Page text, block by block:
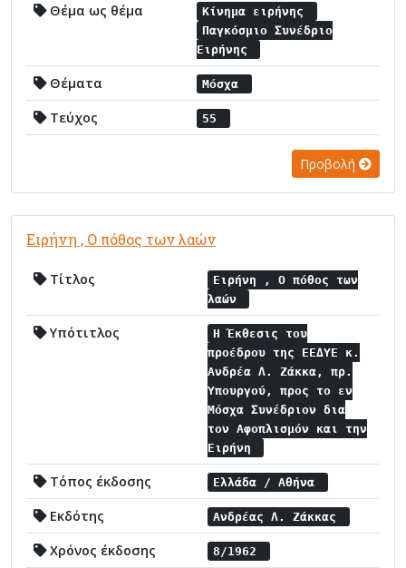
Θέμα ως θέμα
Κίνημα ειρήνης
Παγκόσμιο Συνέδριο
Ειρήνης
Θέματα Μόσχα
Τεύχος 55
Προβολή
Ειρήνη , Ο πόθος των λαών
Τίτλος
Ειρήνη , Ο πόθος των
λαών
Υπότιτλος
Η Έκθεσις του
προέδρου της ΕΕΔΥΕ κ.
Ανδρέα Λ. Ζάκκα, πρ.
Υπουργού, προς το εν
Μόσχα Συνέδριον δια
τον Αφοπλισμόν και την
Ειρήνη
Τόπος έκδοσης Ελλάδα / Αθήνα
Εκδότης Ανδρέας Λ. Ζάκκας
Χρόνος έκδοσης 8/1962